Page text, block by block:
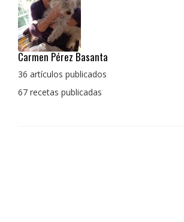
Pedro Manuel Collado Cruz
La cocina para mi es producto bien
con un toque diferente